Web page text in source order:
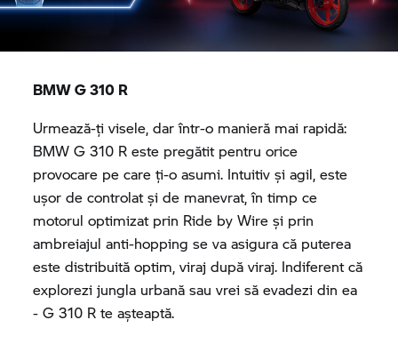
BMWG 310 R
Urmează-ţi visele, dar într-o manieră mai rapidă:
BMWG 310 R este pregătit pentru orice
provocare pe care ţi-o asumi. Intuitiv şi agil, este
ușor de controlat și de manevrat, în timp ce
motorul optimizat prin Ride by Wire și prin
ambreiajul anti-hopping se va asigura că puterea
este distribuită optim, viraj după viraj. Indiferent că
explorezi jungla urbană sau vrei să evadezi din ea
-G 310 R te aşteaptă.